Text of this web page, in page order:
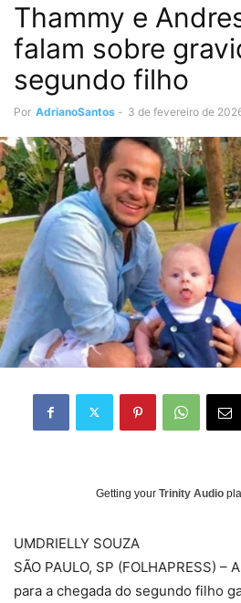
Thammy e
falam sobre
segundo filho
Por AdrianoSantos - 3 de fevereiro de
Getting your Trinity Audio
UMDRIELLY SOUZA
SÃO PAULO, SP (FOLHAPRESS)
para a chegada do segundo filho